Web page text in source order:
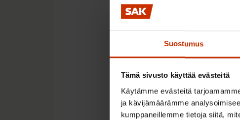
Suostumus
Tämä sivusto käyttää evästeitä
Käytämme evästeitä
ja kävijämäärämme
kumppaneillemme tietoja siitä,
Sihdin rakennustyömaille
Koivumäen mukaan moni
aikaa, mutta sitten aika